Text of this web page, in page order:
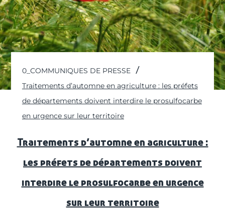
0_COMMUNIQUES DE PRESSE
Traitements d’automne en agriculture : les préfets
de départements doivent interdire le prosulfocarbe
en urgence sur leur territoire
Traitements d’automne en agriculture :
les préfets de départements doivent
interdire le prosulfocarbe en urgence
sur leur territoire